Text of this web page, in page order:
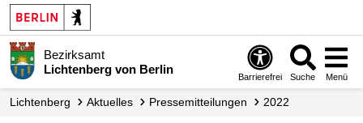
Bezirksamt
Lichtenberg von Berlin
Barrierefrei Suche Menü
Lichtenberg Aktuelles Presse­mitteilungen 2022